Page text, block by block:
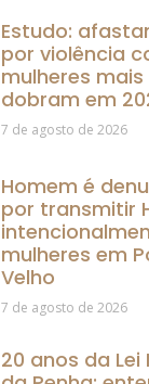
Estudo:
por violência
mulheres mais
dobram em
7 de agosto de 2026
Homem é
por transmitir
mulheres em
Velho
7 de agosto de 2026
20 anos da Lei